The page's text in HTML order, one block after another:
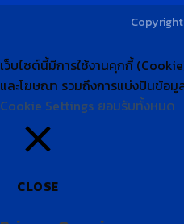
เว็บไซต์นี้มีการใช้งานคุกกี้
และโฆษณา​ รวมถึงการแบ่งปันข้อมู
Cookie Settings ยอมรับทั้งหมด
CLOSE